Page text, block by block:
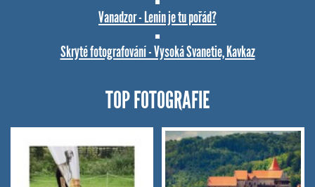
Vanadzor - Lenin je tu pořád?
Skryté fotografování - Vysoká Svanetie, Kavkaz
TOP FOTOGRAFIE